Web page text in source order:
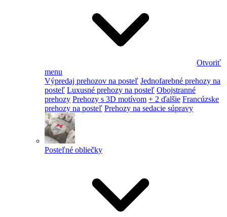
Otvoriť
menu
Výpredaj prehozov na posteľ Jednofarebné prehozy na
posteľ Luxusné prehozy na posteľ Obojstranné
prehozy Prehozy s 3D motívom + 2 ďalšie Francúzske
prehozy na posteľ Prehozy na sedacie súpravy
Posteľné obliečky